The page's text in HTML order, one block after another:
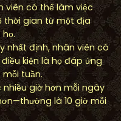
viên có thể làm việc
thời gian từ một địa
nhất định, nhân viên có
kiện là họ đáp ứng
tuần.
nhiều giờ hơn mỗi ngày
là 10 giờ mỗi